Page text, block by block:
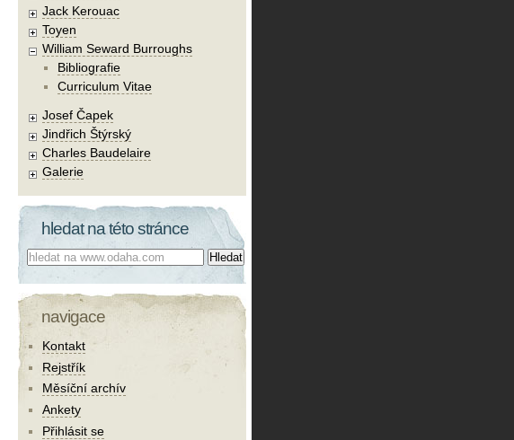
Jack Kerouac
Toyen
William Seward Burroughs
Bibliografie
Curriculum Vitae
Josef Čapek
Jindřich Štýrský
Charles Baudelaire
Galerie
hledat na této stránce
Co hledat:
navigace
Kontakt
Rejstřík
Měsíční archív
Ankety
Přihlásit se